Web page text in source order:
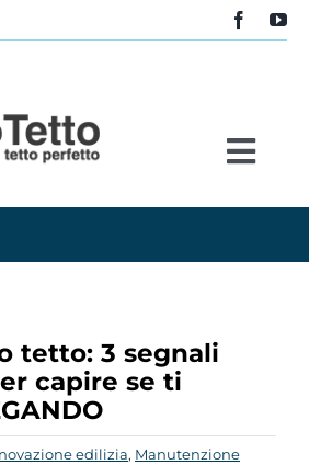
tetto: 3 segnali
capire se ti
edilizia, Manutenzione